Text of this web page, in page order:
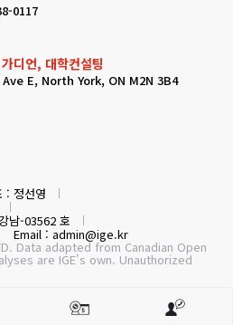
0117
디언, 대학컨설팅
E, North York, ON M2N 3B4
: 정선영
남-03562 호
Email : admin@ige.kr
Data adapted from Canadian Open
are IGE's own. Unauthorized